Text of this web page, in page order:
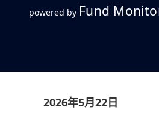
powered by Fund
2026年5月22日